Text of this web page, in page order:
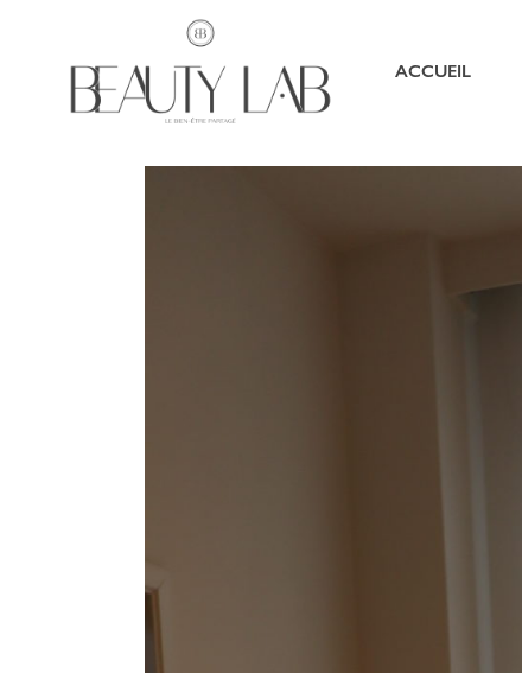
ACCUEIL